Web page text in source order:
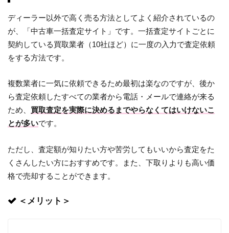
ディーラー以外で高く売る方法としてよく紹介されているの
が、「中古車一括査定サイト」です。一括査定サイトごとに
契約している買取業者（10社ほど）に一度の入力で査定依頼
をする方法です。
複数業者に一気に依頼できるため最初は楽なのですが、後か
ら査定依頼したすべての業者から電話・メールで連絡が来る
ため、 買取査定を実際に決めるまでやらなくてはいけないこ
とが多いです。
ただし、査定額が知りたい方や苦労してもいいから査定をた
くさんしたい方におすすめです。また、下取りよりも高い価
格で売却することができます。
＜メリット＞